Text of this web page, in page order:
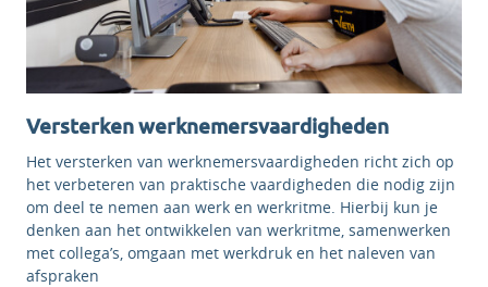
Versterken werknemersvaardigheden
Het versterken van werknemersvaardigheden richt zich op
het verbeteren van praktische vaardigheden die nodig zijn
om deel te nemen aan werk en werkritme. Hierbij kun je
denken aan het ontwikkelen van werkritme, samenwerken
met collega’s, omgaan met werkdruk en het naleven van
afspraken